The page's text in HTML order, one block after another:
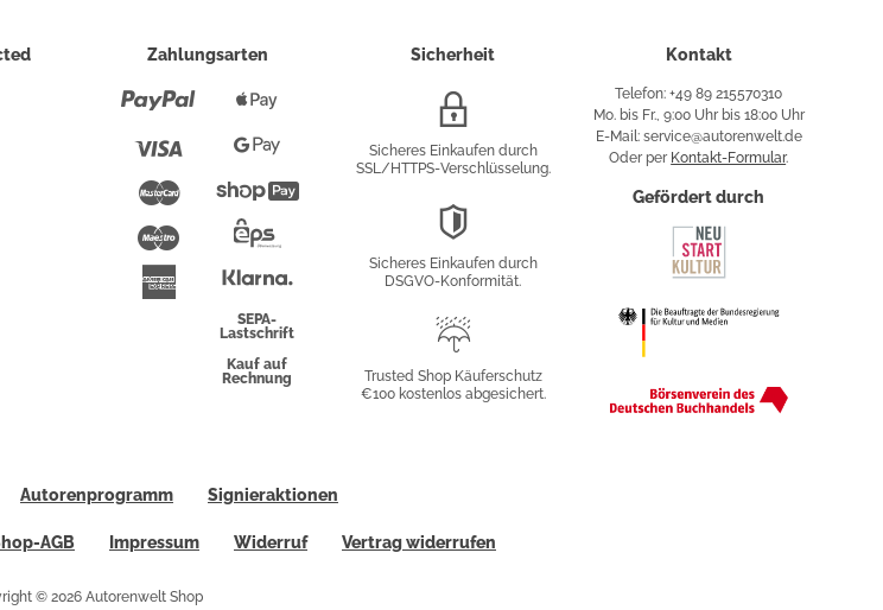
Zahlungsarten
Paypal
Mastercard
Maestro
American
Express
Pay
PayShopify
Überweisung
SEPA-
Lastschrift
Kauf auf
Rechnung
Sicherheit
Verschlüsselung
Sicheres Einkaufen durch
SSL/HTTPS-Verschlüsselung.
Sicheres Einkaufen durch
DSGVO-Konformität.
Käuferschutz
Trusted Shop Käuferschutz
€100 kostenlos abgesichert.
Kontakt
Telefon: +49 89 215570310
Mo. bis Fr., 9:00 Uhr bis 18:00 Uhr
E-Mail: service@autorenwelt.de
Oder per Kontakt-Formular.
Gefördert durch
Autorenprogramm Signieraktionen
AGB Impressum Widerruf Vertrag widerrufen
© 2026 Autorenwelt Shop